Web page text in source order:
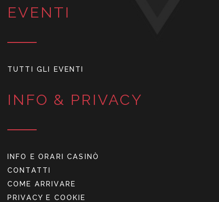
EVENTI
TUTTI GLI EVENTI
INFO & PRIVACY
INFO E ORARI CASINÒ
CONTATTI
COME ARRIVARE
PRIVACY E COOKIE